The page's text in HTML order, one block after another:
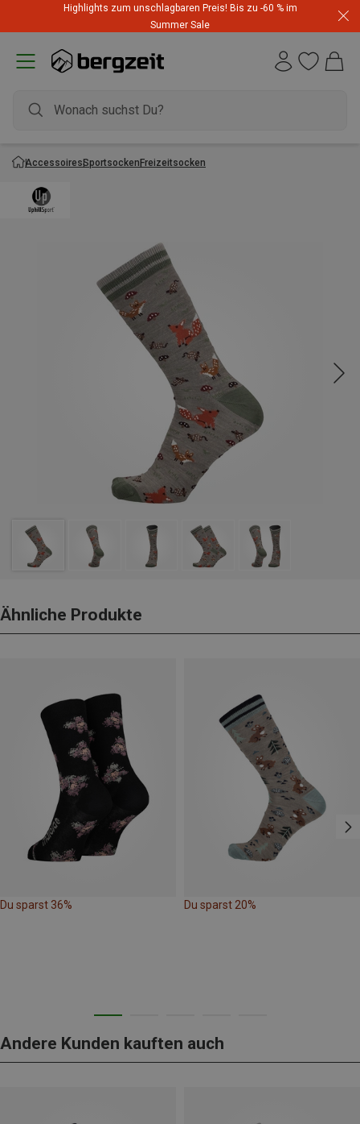
Highlights zum unschlagbaren Preis! Bis zu -60 % im
Summer Sale
AccessoiresSportsockenFreizeitsocken
Ähnliche Produkte
Du sparst 36% Du sparst 20%
Andere Kunden kauften auch